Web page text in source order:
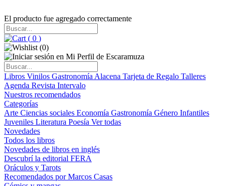
El producto fue agregado correctamente
( 0 )
(0)
Libros Vinilos Gastronomía Alacena Tarjeta de Regalo Talleres
Agenda Revista Intervalo
Nuestros recomendados
Categorías
Arte Ciencias sociales Economía Gastronomía Género Infantiles
Juveniles Literatura Poesía Ver todas
Novedades
Todos los libros
Novedades de libros en inglés
Descubrí la editorial FERA
Oráculos y Tarots
Recomendados por Marcos Casas